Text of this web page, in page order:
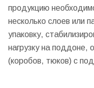
продукцию
несколько слоев или
упаковку,
нагрузку на поддоне,
(коробов, тюков) с